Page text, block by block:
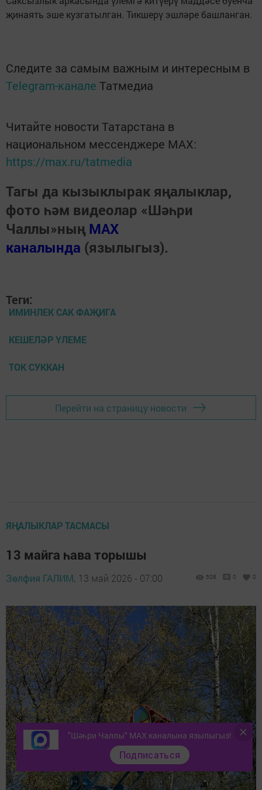
җинаять эше кузгатылган. Тикшерү эшләре башланган.
Следите за самым важным и интересным в
Telegram-канале Татмедиа
Читайте новости Татарстана в
национальном мессенджере MАХ:
https://max.ru/tatmedia
Тагы да кызыклырак яңалыклар,
фото һәм видеолар «Шәһри
Чаллы»ның MAX
каналында (язылыгыз).
Теги:
ИМИНЛЕК САК ФАҖИГА
КЕШЕЛӘР ҮЛЕМЕ
ТОК СУККАН
Перейти на страницу новости
ЯҢАЛЫКЛАР ТАСМАСЫ
13 майга һава торышы
Зөлфия ГАЛИМ, 13 май 2026 - 07:00 508 0 0
"Шәһри Чаллы" MAX каналына язылыгыз!
Подписаться